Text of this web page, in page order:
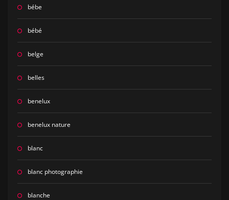
bébe
bébé
belge
belles
benelux
benelux nature
blanc
blanc photographie
blanche